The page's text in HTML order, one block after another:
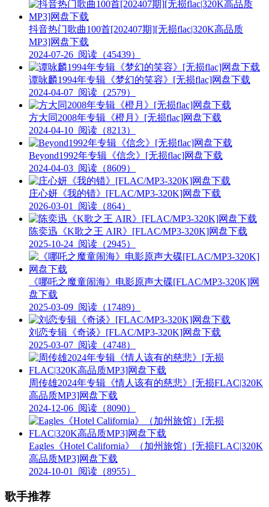
抖音热门歌曲100首[202407期][无损flac|320K高品质
MP3]网盘下载
2024-07-26 阅读（45439）
谭咏麟1994年专辑《梦幻的笑容》[无损flac]网盘下载
2024-04-07 阅读（2579）
方大同2008年专辑《橙月》[无损flac]网盘下载
2024-04-10 阅读（8213）
Beyond1992年专辑《信念》[无损flac]网盘下载
2024-04-03 阅读（8609）
庄心妍《我的错》[FLAC/MP3-320K]网盘下载
2026-03-01
阅读（864）
陈奕迅《K歌之王 AIR》[FLAC/MP3-320K]网盘下载
2025-10-24 阅读（2945）
《哪吒之魔童闹海》电影原声大碟[FLAC/MP3-320K]网
盘下载
2025-03-09 阅读（17489）
刘恋专辑《奇谈》[FLAC/MP3-320K]网盘下载
2025-03-07 阅读（4748）
周传雄2024年专辑《情人该有的慈悲》[无损FLAC|320K
高品质MP3]网盘下载
2024-12-06 阅读（8090）
Eagles《Hotel California》（加州旅馆）[无损FLAC|320K
高品质MP3]网盘下载
2024-10-01
阅读（8955）
歌手推荐